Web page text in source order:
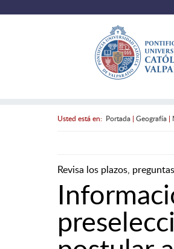
Usted está en: Portada| Geografía|
Revisa los plazos,